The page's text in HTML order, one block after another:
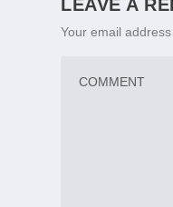
LEAVE A
Your email